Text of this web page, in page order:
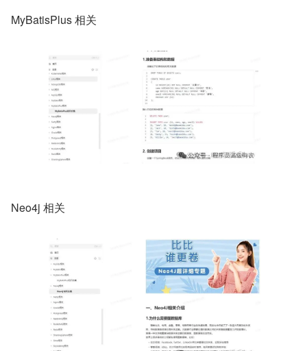
MyBatisPlus 相关
Neo4j 相关